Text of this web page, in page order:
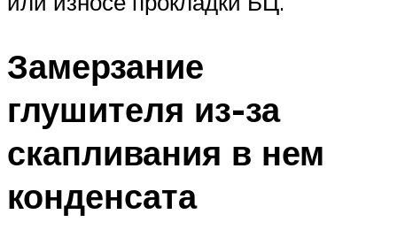
Замерзание
глушителя из-за
скапливания в нем
конденсата